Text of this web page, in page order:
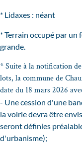
* Lidaxes : néant
* Terrain occupé par
grande.
* Suite à la notification
lots, la commune de
date du 18 mars 2026
- Une cession d'une
la voirie devra être
seront définies
d'urbanisme);